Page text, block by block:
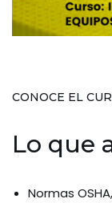
CONOCE EL
Lo que
Normas